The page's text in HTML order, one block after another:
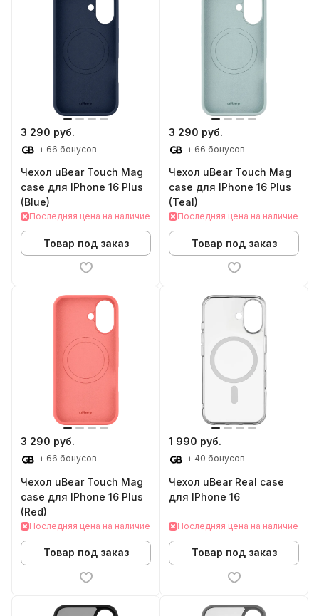
3 290 руб.
+ 66 бонусов
Чехол uBear Touch Mag
case для IPhone 16 Plus
(Blue)
Последняя цена на наличие
Товар под заказ
3 290 руб.
+ 66 бонусов
Чехол uBear Touch Mag
case для IPhone 16 Plus
(Teal)
Последняя цена на наличие
Товар под заказ
3 290 руб.
+ 66 бонусов
Чехол uBear Touch Mag
case для IPhone 16 Plus
(Red)
Последняя цена на наличие
Товар под заказ
1 990 руб.
+ 40 бонусов
Чехол uBear Real case
для IPhone 16
Последняя цена на наличие
Товар под заказ